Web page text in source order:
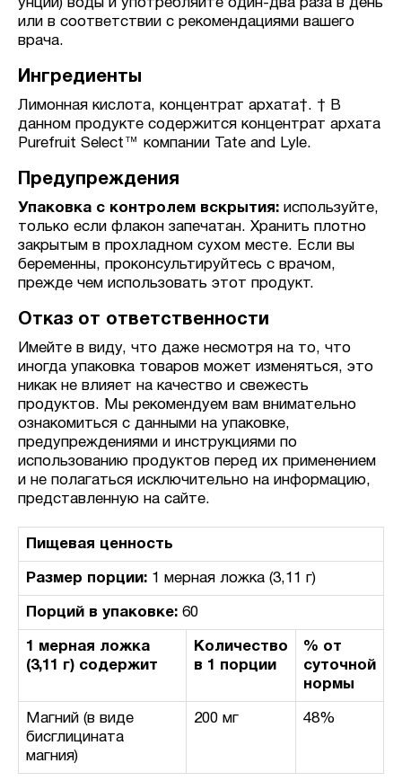
унций) воды и употребляйте один-два раза в день
или в соответствии с рекомендациями вашего
врача.
Ингредиенты
Лимонная кислота, концентрат архата†. † В
данном продукте содержится концентрат архата
Purefruit Select™ компании Tate and Lyle.
Предупреждения
Упаковка с контролем вскрытия: используйте,
только если флакон запечатан. Хранить плотно
закрытым в прохладном сухом месте. Если вы
беременны, проконсультируйтесь с врачом,
прежде чем использовать этот продукт.
Отказ от ответственности
Имейте в виду, что даже несмотря на то, что
иногда упаковка товаров может изменяться, это
никак не влияет на качество и свежесть
продуктов. Мы рекомендуем вам внимательно
ознакомиться с данными на упаковке,
предупреждениями и инструкциями по
использованию продуктов перед их применением
и не полагаться исключительно на информацию,
представленную на сайте.
Пищевая ценность
Размер порции: 1 мерная ложка (3,11 г)
Порций в упаковке: 60
1 мерная ложка
(3,11 г) содержит
Количество
в 1 порции
% от
суточной
нормы
Магний (в виде
бисглицината
магния)
200 мг 48%